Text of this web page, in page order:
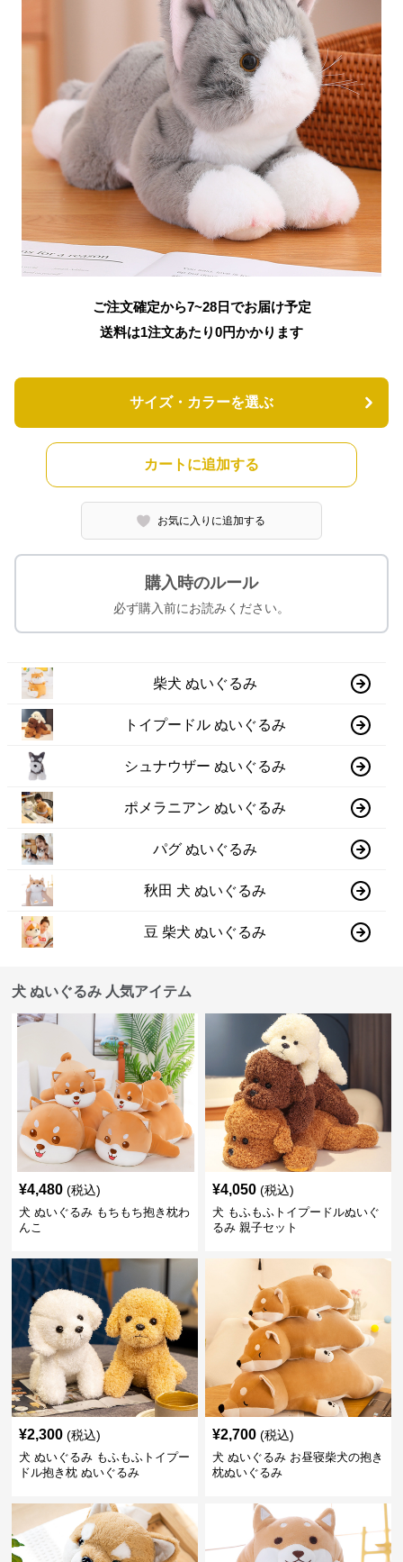
ご注文確定から7~28日でお届け予定
送料は1注文あたり0円かかります
サイズ・カラーを選ぶ
カートに追加する
お気に入りに追加する
購入時のルール
必ず購入前にお読みください。
柴犬 ぬいぐるみ
トイプードル ぬいぐるみ
シュナウザー ぬいぐるみ
ポメラニアン ぬいぐるみ
パグ ぬいぐるみ
秋田 犬 ぬいぐるみ
豆 柴犬 ぬいぐるみ
犬 ぬいぐるみ 人気アイテム
¥4,480 (税込)
犬 ぬいぐるみ もちもち抱き枕わ
んこ
¥4,050 (税込)
犬 もふもふトイプードルぬいぐ
るみ 親子セット
¥2,300 (税込)
犬 ぬいぐるみ もふもふトイプー
ドル抱き枕 ぬいぐるみ
¥2,700 (税込)
犬 ぬいぐるみ お昼寝柴犬の抱き
枕ぬいぐるみ